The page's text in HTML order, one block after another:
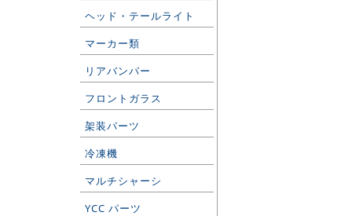
ヘッド・テールライト
マーカー類
リアバンパー
フロントガラス
架装パーツ
冷凍機
マルチシャーシ
YCC パーツ